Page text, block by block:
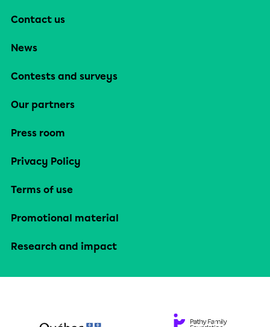
Contact us
News
Contests and surveys
Our partners
Press room
Privacy Policy
Terms of use
Promotional material
Research and impact